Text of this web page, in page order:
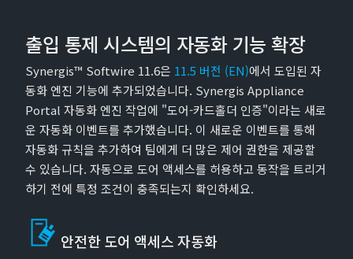
출입 통제 시스템의 자동화 기능 확장
Synergis™ Softwire 11.6은 11.5 버전 (EN)에서 도입된 자
동화 엔진 기능에 추가되었습니다. Synergis Appliance
Portal 자동화 엔진 작업에 "도어-카드홀더 인증"이라는 새로
운 자동화 이벤트를 추가했습니다. 이 새로운 이벤트를 통해
자동화 규칙을 추가하여 팀에게 더 많은 제어 권한을 제공할
수 있습니다. 자동으로 도어 액세스를 허용하고 동작을 트리거
하기 전에 특정 조건이 충족되는지 확인하세요.
안전한 도어 액세스 자동화